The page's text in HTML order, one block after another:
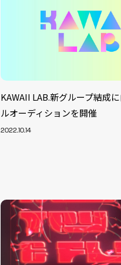
KAWAII LAB.新グループ結成
ルオーディションを開催
2022.10.14